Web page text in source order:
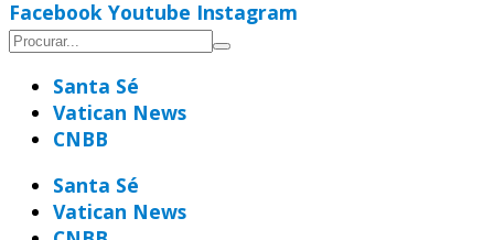
Facebook Youtube Instagram
Santa Sé
Vatican News
CNBB
Santa Sé
Vatican News